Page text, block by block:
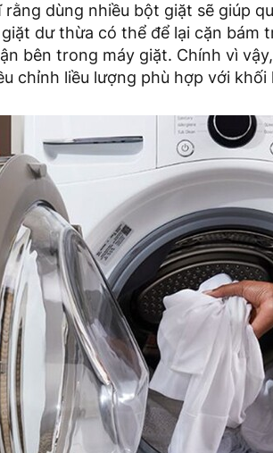
rằng dùng nhiều bột giặt sẽ giúp
dư thừa có thể để lại cặn bám
bên trong máy giặt. Chính vì
chỉnh liều lượng phù hợp với khối